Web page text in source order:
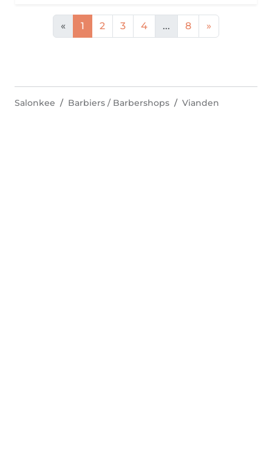
« 1 2 3 4 ... 8 »
Salonkee Barbiers / Barbershops Vianden